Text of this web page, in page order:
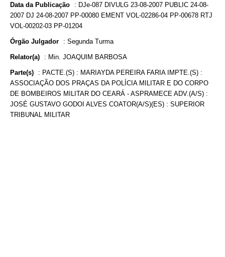
Data da Publicação : DJe-087 DIVULG 23-08-2007 PUBLIC 24-08-
2007 DJ 24-08-2007 PP-00080 EMENT VOL-02286-04 PP-00678 RTJ
VOL-00202-03 PP-01204
Órgão Julgador : Segunda Turma
Relator(a) : Min. JOAQUIM BARBOSA
Parte(s) : PACTE.(S) : MARIAYDA PEREIRA FARIA IMPTE.(S) :
ASSOCIAÇÃO DOS PRAÇAS DA POLÍCIA MILITAR E DO CORPO
DE BOMBEIROS MILITAR DO CEARÁ - ASPRAMECE ADV.(A/S) :
JOSÉ GUSTAVO GODOI ALVES COATOR(A/S)(ES) : SUPERIOR
TRIBUNAL MILITAR